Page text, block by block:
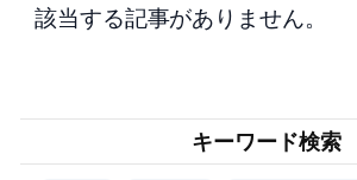
該当する記事がありません。
キーワード検索